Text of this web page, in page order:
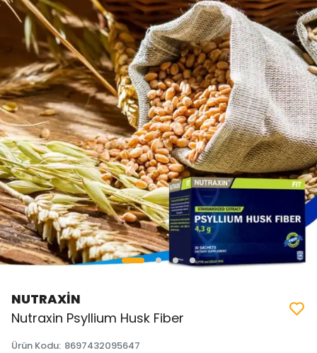
NUTRAXİN
Nutraxin Psyllium Husk Fiber
Ürün Kodu: 8697432095647